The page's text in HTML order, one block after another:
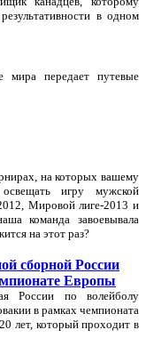
в одном
передает путевые
на которых вашему
освещать игру мужской
Мировой лиге-2013 и
команда завоевывала
на этот раз?
сборной России
Европы
России по волейболу
в рамках чемпионата
лет, который проходит в